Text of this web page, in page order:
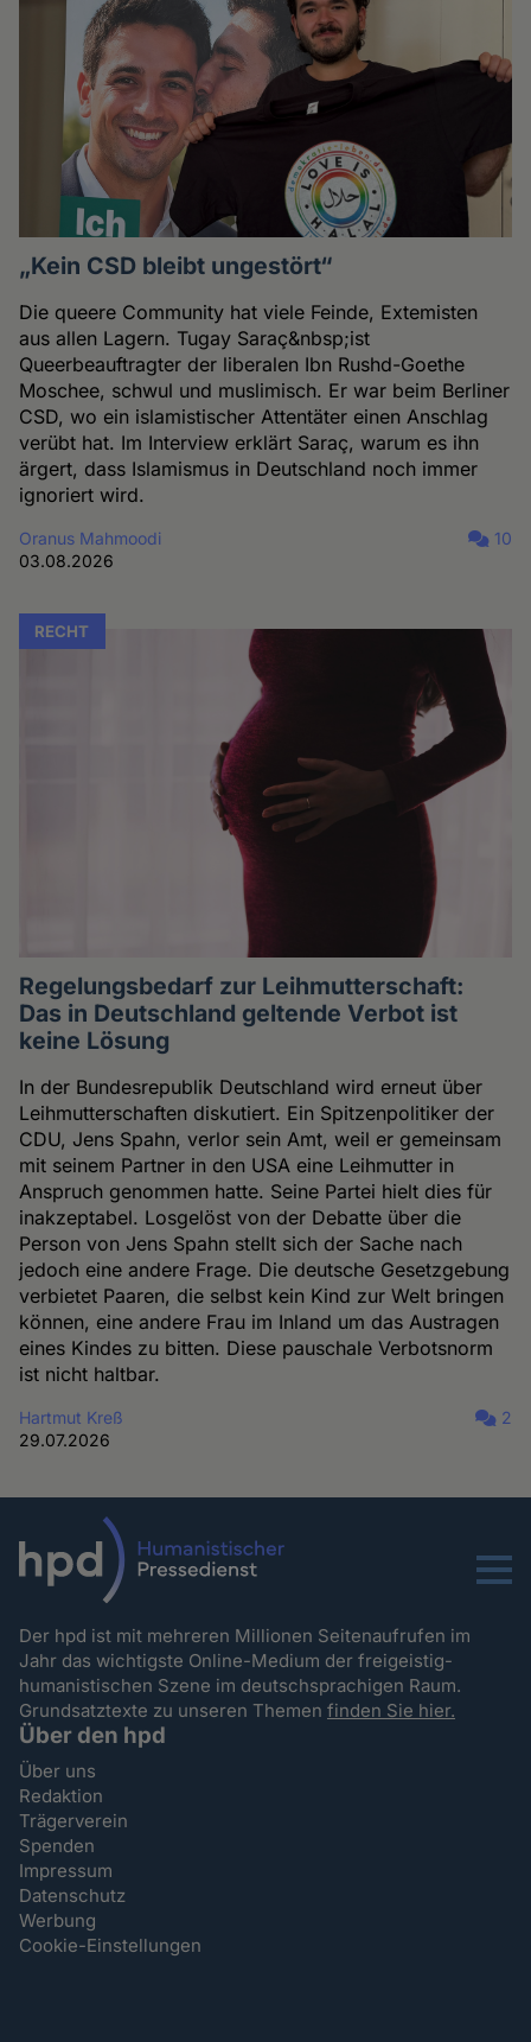
„Kein CSD bleibt ungestört“
Die queere Community hat viele Feinde, Extemisten
aus allen Lagern. Tugay Saraç&nbsp;ist
Queerbeauftragter der liberalen Ibn Rushd-Goethe
Moschee, schwul und muslimisch. Er war beim Berliner
CSD, wo ein islamistischer Attentäter einen Anschlag
verübt hat. Im Interview erklärt Saraç, warum es ihn
ärgert, dass Islamismus in Deutschland noch immer
ignoriert wird.
Oranus Mahmoodi
03.08.2026
10
RECHT
Regelungsbedarf zur Leihmutterschaft:
Das in Deutschland geltende Verbot ist
keine Lösung
In der Bundesrepublik Deutschland wird erneut über
Leihmutterschaften diskutiert. Ein Spitzenpolitiker der
CDU, Jens Spahn, verlor sein Amt, weil er gemeinsam
mit seinem Partner in den USA eine Leihmutter in
Anspruch genommen hatte. Seine Partei hielt dies für
inakzeptabel. Losgelöst von der Debatte über die
Person von Jens Spahn stellt sich der Sache nach
jedoch eine andere Frage. Die deutsche Gesetzgebung
verbietet Paaren, die selbst kein Kind zur Welt bringen
können, eine andere Frau im Inland um das Austragen
eines Kindes zu bitten. Diese pauschale Verbotsnorm
ist nicht haltbar.
Hartmut Kreß
29.07.2026
2
Menu
Der hpd ist mit mehreren Millionen Seitenaufrufen im
Jahr das wichtigste Online-Medium der freigeistig-
humanistischen Szene im deutschsprachigen Raum.
Grundsatztexte zu unseren Themenfinden Sie hier.
Über den hpd
Über uns
Redaktion
Trägerverein
Spenden
Impressum
Datenschutz
Werbung
Cookie-Einstellungen